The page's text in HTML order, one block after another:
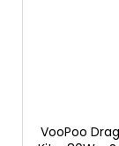
VooPoo